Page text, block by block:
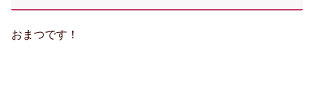
おまつです！